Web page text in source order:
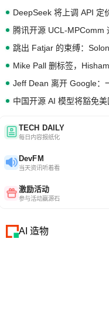
DeepSeek 将上调 API 定
腾讯开源 UCL-MPComm
Jeff Dean 离开 Google：
中国开源 AI 模型将豁免
TECH DAILY
每日内容报纸化
DevFM
当天资讯听着看
激励活动
参与活动赢源石
AI 造物